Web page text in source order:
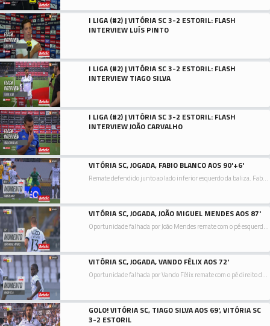
I LIGA (#2) | VITÓRIA SC 3-2 ESTORIL: FLASH
INTERVIEW LUÍS PINTO
I LIGA (#2) | VITÓRIA SC 3-2 ESTORIL: FLASH
INTERVIEW TIAGO SILVA
I LIGA (#2) | VITÓRIA SC 3-2 ESTORIL: FLASH
INTERVIEW JOÃO CARVALHO
VITÓRIA SC, JOGADA, FABIO BLANCO AOS 90'+6'
Remate defendido junto ao lado inferior esquerdo da baliza. Fabio Blanco remate com o pé direito de fora da área.
VITÓRIA SC, JOGADA, JOÃO MIGUEL MENDES AOS 87'
Oportunidade falhada por João Mendes remate com o pé esquerdo de fora da área.
VITÓRIA SC, JOGADA, VANDO FÉLIX AOS 72'
Oportunidade falhada por Vando Félix remate com o pé direito de fora da área resultante do canto.
GOLO! VITÓRIA SC, TIAGO SILVA AOS 69', VITÓRIA SC
3-2 ESTORIL